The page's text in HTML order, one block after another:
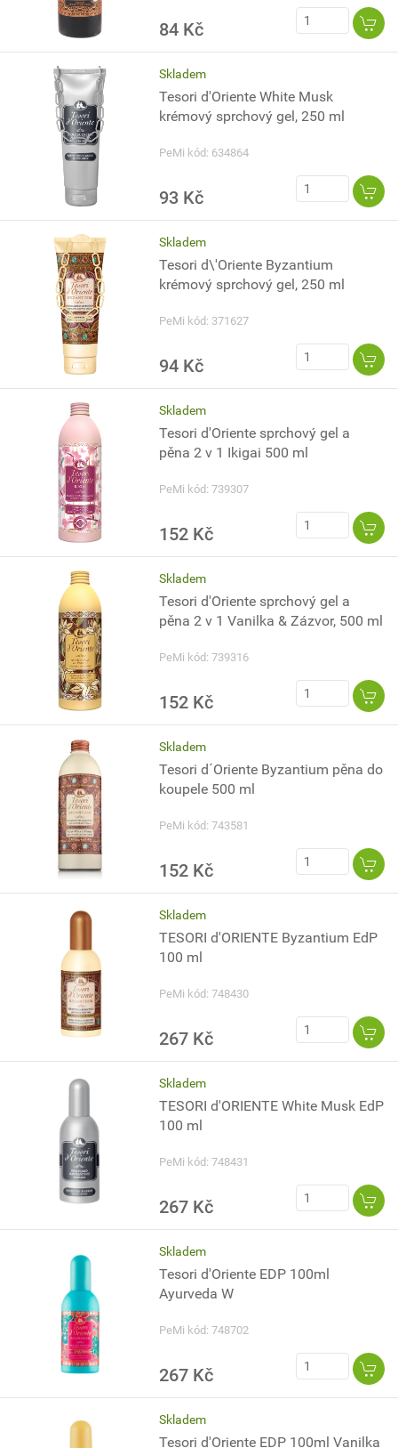
84 Kč
Skladem
Tesori d'Oriente White Musk
krémový sprchový gel, 250 ml
PeMi kód: 634864
93 Kč
Skladem
Tesori d\'Oriente Byzantium
krémový sprchový gel, 250 ml
PeMi kód: 371627
94 Kč
Skladem
Tesori d'Oriente sprchový gel a
pěna 2 v 1 Ikigai 500 ml
PeMi kód: 739307
152 Kč
Skladem
Tesori d'Oriente sprchový gel a
pěna 2 v 1 Vanilka & Zázvor, 500 ml
PeMi kód: 739316
152 Kč
Skladem
Tesori d´Oriente Byzantium pěna do
koupele 500 ml
PeMi kód: 743581
152 Kč
Skladem
TESORI d'ORIENTE Byzantium EdP
100 ml
PeMi kód: 748430
267 Kč
Skladem
TESORI d'ORIENTE White Musk EdP
100 ml
PeMi kód: 748431
267 Kč
Skladem
Tesori d'Oriente EDP 100ml
Ayurveda W
PeMi kód: 748702
267 Kč
Skladem
Tesori d'Oriente EDP 100ml Vanilka